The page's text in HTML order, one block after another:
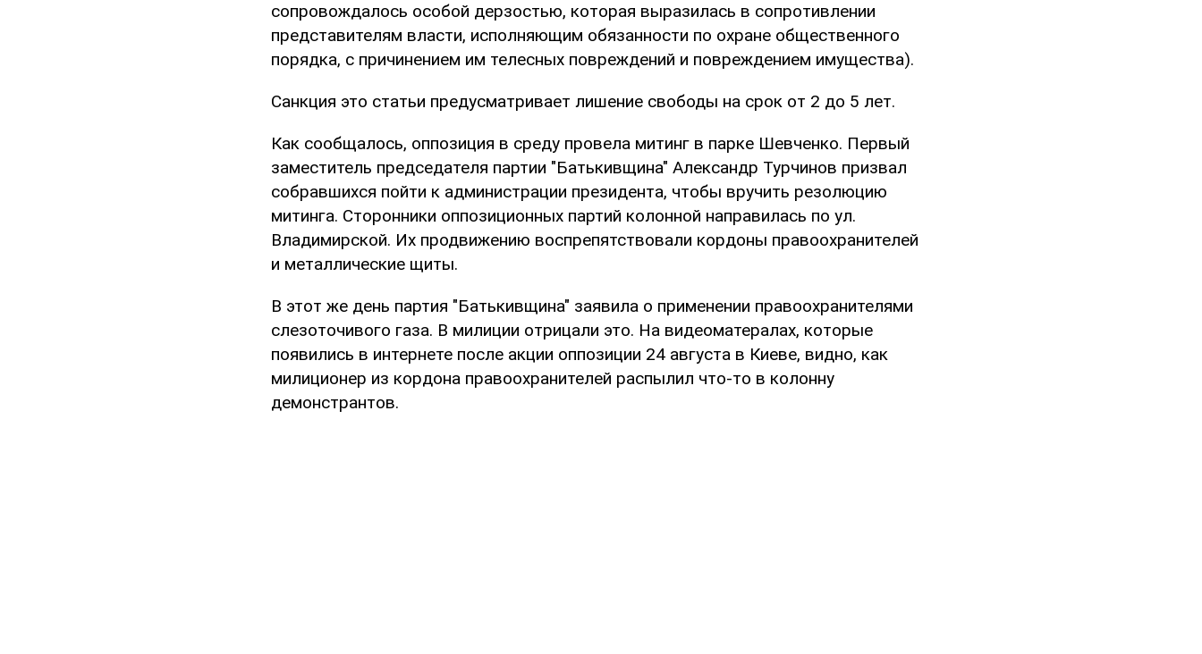
сопровождалось особой дерзостью, которая выразилась в сопротивлении
представителям власти, исполняющим обязанности по охране общественного
порядка, с причинением им телесных повреждений и повреждением имущества).
Санкция это статьи предусматривает лишение свободы на срок от 2 до 5 лет.
Как сообщалось, оппозиция в среду провела митинг в парке Шевченко. Первый
заместитель председателя партии "Батькивщина" Александр Турчинов призвал
собравшихся пойти к администрации президента, чтобы вручить резолюцию
митинга. Сторонники оппозиционных партий колонной направилась по ул.
Владимирской. Их продвижению воспрепятствовали кордоны правоохранителей
и металлические щиты.
В этот же день партия "Батькивщина" заявила о применении правоохранителями
слезоточивого газа. В милиции отрицали это. На видеоматералах, которые
появились в интернете после акции оппозиции 24 августа в Киеве, видно, как
милиционер из кордона правоохранителей распылил что-то в колонну
демонстрантов.